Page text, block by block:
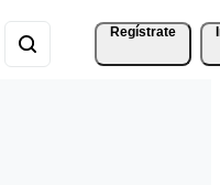
Regístrate